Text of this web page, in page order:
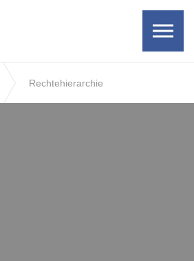
Rechtehierarchie